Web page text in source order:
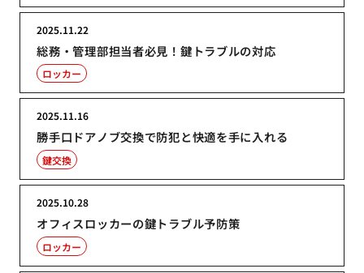
総務・管理部担当者必見！鍵トラブルの対応
2025.11.22
ロッカー
勝手口ドアノブ交換で防犯と快適を手に入れる
2025.11.16
鍵交換
オフィスロッカーの鍵トラブル予防策
2025.10.28
ロッカー